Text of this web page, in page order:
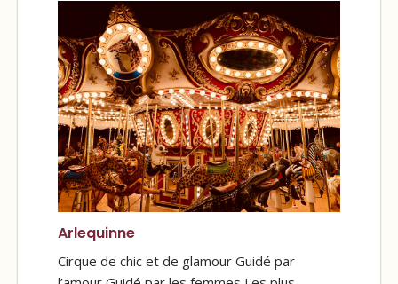
Arlequinne
Cirque de chic et de glamour Guidé par